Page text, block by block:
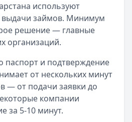
2025 г.
через Госуслуги: где
2025 г.
от Bigmani Ru: как
займа от Bigmani
используют
займов. Минимум
решение — главные
организаций.
паспорт и подтверждение
от нескольких минут
— от подачи заявки до
компании
за 5-10 минут.